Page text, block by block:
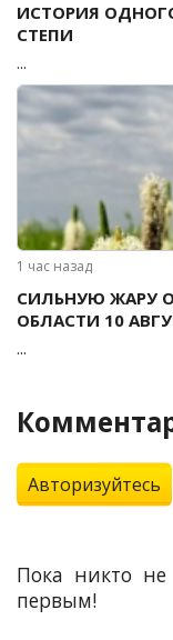
ИСТОРИЯ
СТЕПИ
...
1 час назад
СИЛЬНУЮ ЖАРУ
ОБЛАСТИ 10
...
Авторизуйтесь
Пока никто не
первым!